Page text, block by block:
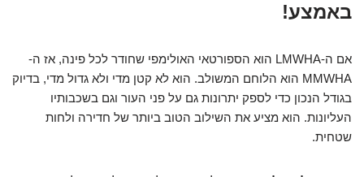
באמצע!
אם ה-LMWHA הוא הספורטאי האולימפי שחודר לכל פינה, אז ה-
MMWHA הוא הלוחם המשולב. הוא לא קטן מדי ולא גדול מדי, בדיוק
בגודל הנכון כדי לספק יתרונות גם על פני העור וגם בשכבותיו
העליונות. הוא מציע את השילוב הטוב ביותר של חדירה ולחות
שטחית.